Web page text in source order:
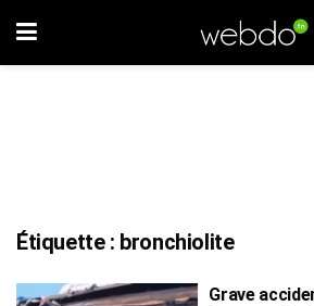
Étiquette : bronchiolite
Grave